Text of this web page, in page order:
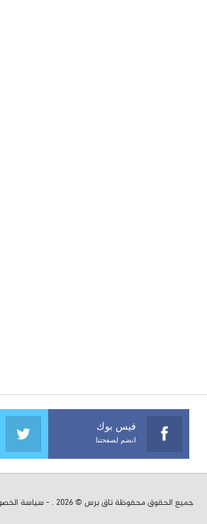
فيس بوك
انضم لصفحتنا
جميع الحقوق محفوظة تاق برس © 2026 . - سياسة